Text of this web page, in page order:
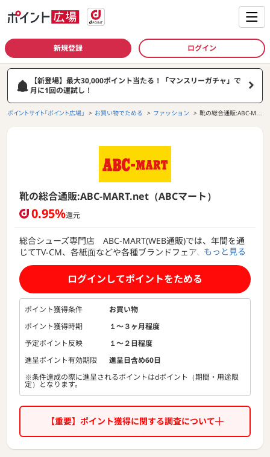
新規登録 ログイン
【新登場】最大30,000ポイント当たる！「マンスリーガチャ」で
月に1回の運試し！
ポイントサイト「ポイント広場」 お買い物でためる ファッション
靴の総合通販:ABC-MA
靴の総合通販:ABC-MART.net（ABCマート）
0.95%還元
総合シューズ専門店 ABC-MART(WEB通販)では、年間を通
じてTV-CM、各紙面などや各種ブランドフェア、キャンペー
ンを行っています。
もっと見る
ログインしてポイントをためる
ポイント獲得条件
お買い物
ポイント獲得時期
１〜３ヶ月程度
予定ポイント反映
１〜２日程度
進呈ポイント有効期限
進呈日含め60日
※条件達成の際に進呈されるポイントはdポイント（期間・用途限
定）となります。
【重要】ポイント獲得に関する調査について